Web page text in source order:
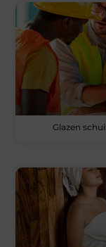
Glazen